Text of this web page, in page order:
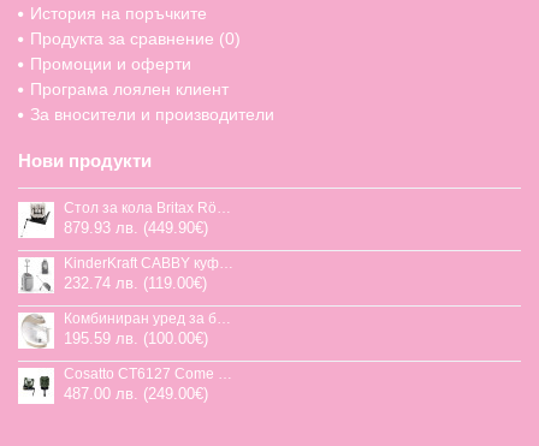
История на поръчките
Продукта за сравнение (0)
Промоции и оферти
Програма лоялен клиент
За вносители и производители
Нови продукти
Стол за кола Britax Römer Swivel-Grow Max Air, 40-125 см
879.93 лв. (449.90€)
KinderKraft CABBY куфар със седалка
232.74 лв. (119.00€)
Комбиниран уред за бебешка храна Jane Chefkiss, 7 функции
195.59 лв. (100.00€)
Cosatto CT6127 Come and go 2 столче за кола HOGLET
487.00 лв. (249.00€)